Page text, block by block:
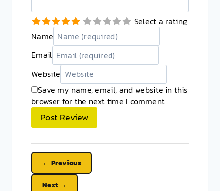
Select a rating
Name
Email
Website
Save my name, email, and website in this
browser for the next time I comment.
Previous
Next